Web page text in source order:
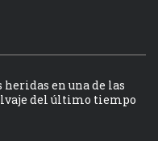
heridas en una de las
del último tiempo